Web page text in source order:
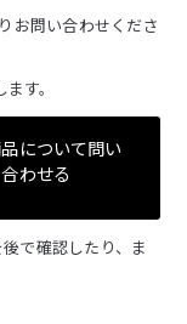
お問い合わせくださ
す。
について問い
合わせる
で確認したり、ま